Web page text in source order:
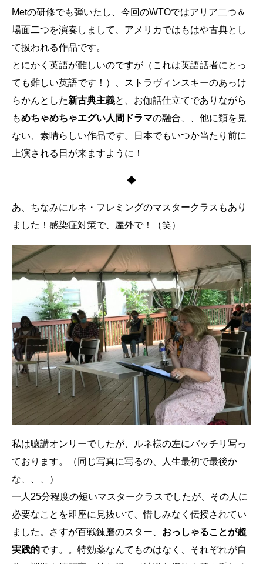
Metの研修でも弾いたし、今回のWTOではアリア二つ＆
場面二つを演奏しまして、アメリカではもはや古典とし
て扱われる作品です。
とにかく英語が難しいのですが（これは英語話者にとっ
ても難しい英語です！）、ストラヴィンスキーのあっけ
らかんとした新古典主義と、お伽話仕立てでありながら
もめちゃめちゃエグい人間ドラマの融合、、他に類を見
ない、素晴らしい作品です。日本でもいつか当たり前に
上演される日が来ますように！
◆
あ、ちなみにルネ・フレミングのマスタークラスもあり
ました！感染症対策で、屋外で！（笑）
私は聴講オンリーでしたが、ルネ様の左にバッチリ写っ
ております。（同じ写真に写るの、人生最初で最後か
な、、、）
一人25分程度の短いマスタークラスでしたが、その人に
必要なことを即座に見抜いて、惜しみなく伝授されてい
ました。さすが百戦錬磨のスター、 おっしゃることが超
実践的です。。特効薬なんてものはなく、それぞれが自